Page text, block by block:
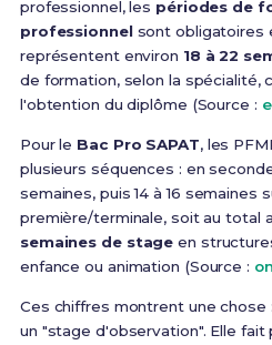
professionnel, les périodes de
professionnelsont obligatoires
représentent environ 18 à 22
de formation, selon la spécialité,
l'obtention du diplôme (Source :
Pour le Bac Pro SAPAT, les
plusieurs séquences : en
semaines, puis 14 à 16 semaines
première/terminale, soit au total
semaines de stage en
enfance ou animation (Source :
Ces chiffres montrent une chose
un "stage d'observation". Elle